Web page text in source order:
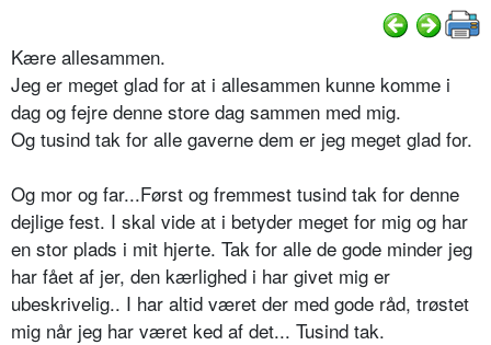
Kære allesammen.
Jeg er meget glad for at i allesammen kunne komme i
dag og fejre denne store dag sammen med mig.
Og tusind tak for alle gaverne dem er jeg meget glad for.
Og mor og far...Først og fremmest tusind tak for denne
dejlige fest. I skal vide at i betyder meget for mig og har
en stor plads i mit hjerte. Tak for alle de gode minder jeg
har fået af jer, den kærlighed i har givet mig er
ubeskrivelig.. I har altid været der med gode råd, trøstet
mig når jeg har været ked af det... Tusind tak.